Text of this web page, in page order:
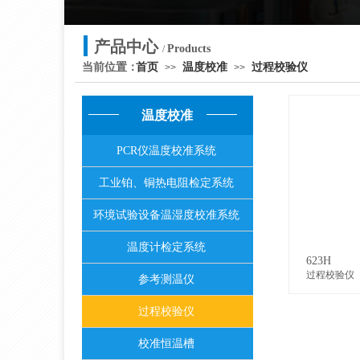
产品中心 /Products
当前位置：首页 >> 温度校准 >> 过程校验仪
623H
过程校验仪
温度校准
PCR仪温度校准系统
工业铂、铜热电阻检定系统
环境试验设备温湿度校准系统
温度计检定系统
参考测温仪
过程校验仪
校准恒温槽